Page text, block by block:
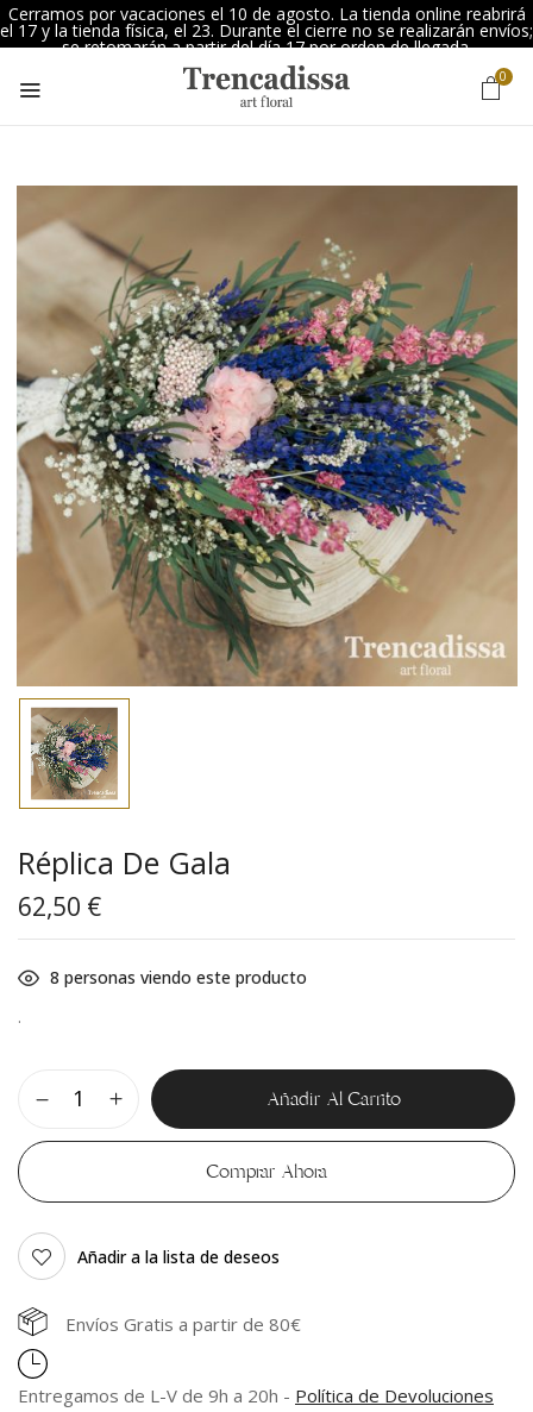
Cerramos por vacaciones el 10 de agosto. La tienda online reabrirá
el 17 y la tienda física, el 23. Durante el cierre no se realizarán envíos;
se retomarán a partir del día 17 por orden de llegada.
0
Réplica De Gala
62,50 €
8 personas viendo este producto
.
Añadir Al Carrito
Comprar Ahora
Añadir a la lista de deseos
Envíos Gratis a partir de 80€
Entregamos de L-V de 9h a 20h - Política de Devoluciones